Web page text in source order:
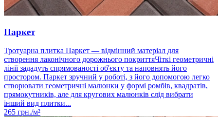
Паркет
Тротуарна плитка Паркет — відмінний матеріал для
створення лаконічного дорожнього покриттяЧіткі геометричні
лінії зададуть спрямованості об'єкту та наповнять його
простором. Паркет зручний у роботі, з його допомогою легко
створювати геометричні малюнки у формі ромбів, квадратів,
прямокутників, але для кругових малюнків слід вибрати
інший вид плитки...
265 грн./м²